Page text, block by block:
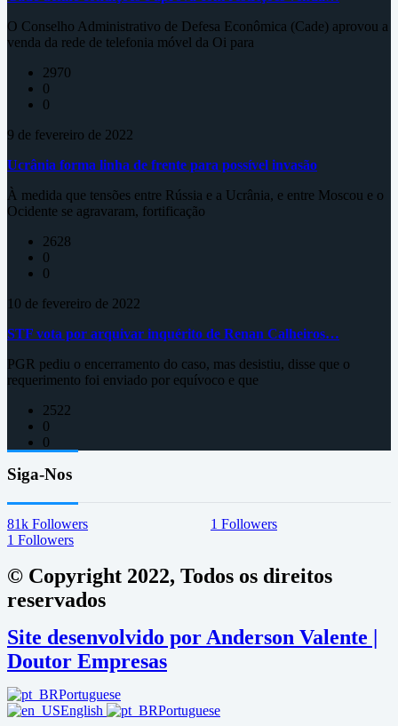
O Conselho Administrativo de Defesa Econômica (Cade) aprovou a
venda da rede de telefonia móvel da Oi para
2970
0
0
9 de fevereiro de 2022
Ucrânia forma linha de frente para possível invasão
À medida que tensões entre Rússia e a Ucrânia, e entre Moscou e o
Ocidente se agravaram, fortificação
2628
0
0
10 de fevereiro de 2022
STF vota por arquivar inquérito de Renan Calheiros…
PGR pediu o encerramento do caso, mas desistiu, disse que o
requerimento foi enviado por equívoco e que
2522
0
0
Siga-Nos
81k Followers 1 Followers
1 Followers
© Copyright 2022, Todos os direitos
reservados
Site desenvolvido por Anderson Valente |
Doutor Empresas
Portuguese
English
Portuguese